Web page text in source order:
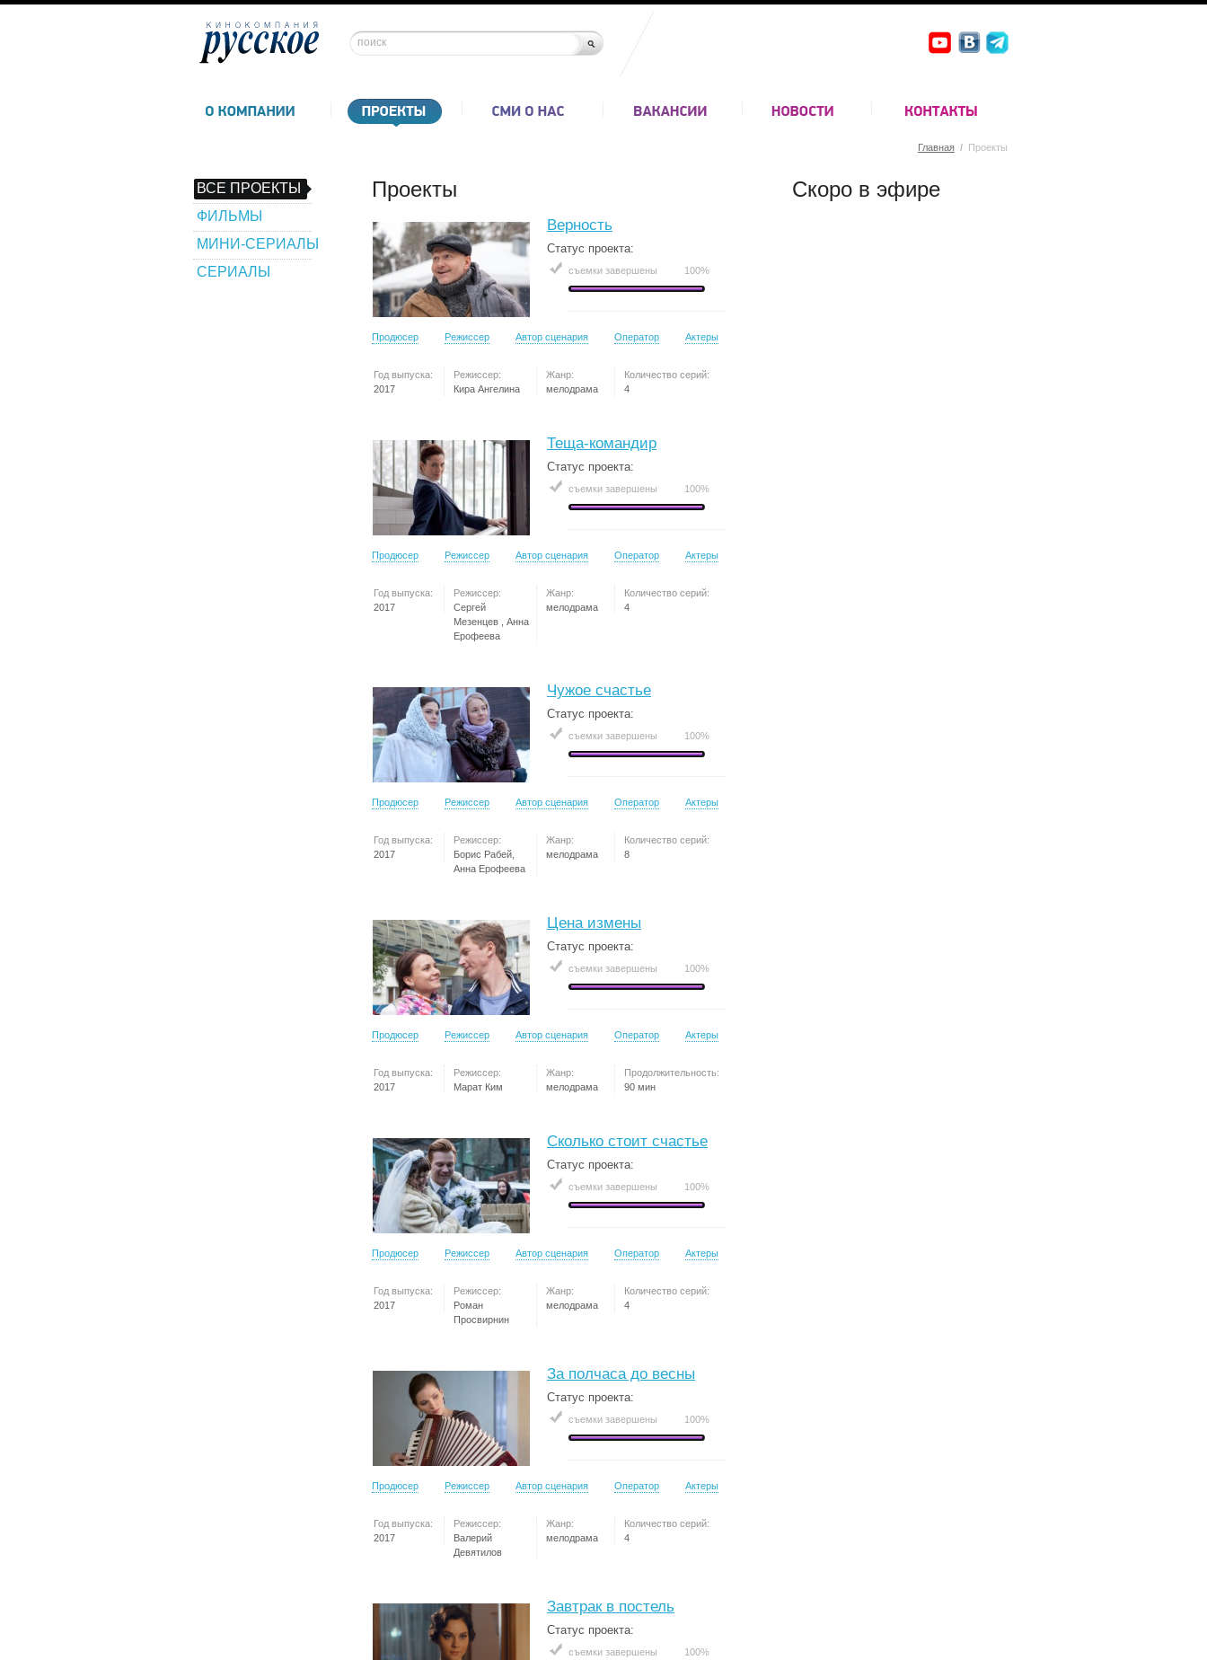
Главная / Проекты
ВСЕ ПРОЕКТЫ
ФИЛЬМЫ
МИНИ-СЕРИАЛЫ
СЕРИАЛЫ
Проекты
Верность
Статус проекта:
съемки завершены 100%
Продюсер Режиссер Автор сценария Оператор Актеры
Год выпуска:
2017
Режиссер:
Кира Ангелина
Жанр:
мелодрама
Количество серий:
4
Теща-командир
Статус проекта:
съемки завершены 100%
Продюсер Режиссер Автор сценария Оператор Актеры
Год выпуска:
2017
Режиссер:
Сергей
Мезенцев , Анна
Ерофеева
Жанр:
мелодрама
Количество серий:
4
Чужое счастье
Статус проекта:
съемки завершены 100%
Продюсер Режиссер Автор сценария Оператор Актеры
Год выпуска:
2017
Режиссер:
Борис Рабей,
Анна Ерофеева
Жанр:
мелодрама
Количество серий:
8
Цена измены
Статус проекта:
съемки завершены 100%
Продюсер Режиссер Автор сценария Оператор Актеры
Год выпуска:
2017
Режиссер:
Марат Ким
Жанр:
мелодрама
Продолжительность:
90 мин
Сколько стоит счастье
Статус проекта:
съемки завершены 100%
Продюсер Режиссер Автор сценария Оператор Актеры
Год выпуска:
2017
Режиссер:
Роман
Просвирнин
Жанр:
мелодрама
Количество серий:
4
За полчаса до весны
Статус проекта:
съемки завершены 100%
Продюсер Режиссер Автор сценария Оператор Актеры
Год выпуска:
2017
Режиссер:
Валерий
Девятилов
Жанр:
мелодрама
Количество серий:
4
Завтрак в постель
Статус проекта:
съемки завершены 100%
Скоро в эфире